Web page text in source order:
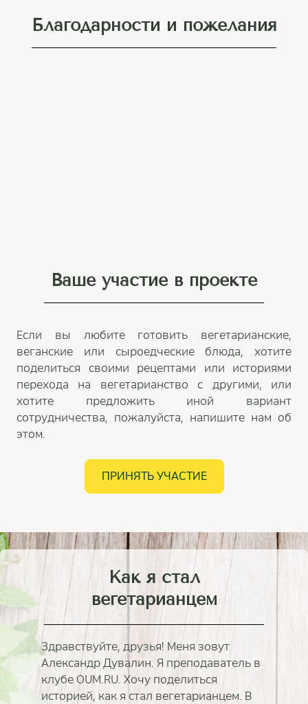
Благодарности и пожелания
Ваше участие в проекте
Если вы любите готовить вегетарианские,
веганские или сыроедческие блюда, хотите
поделиться своими рецептами или историями
перехода на вегетарианство с другими, или
хотите предложить иной вариант
сотрудничества, пожалуйста, напишите нам об
этом.
ПРИНЯТЬ УЧАСТИЕ
Как я стал
вегетарианцем
Здравствуйте, друзья! Меня зовут
Александр Дувалин. Я преподаватель в
клубе OUM.RU. Хочу поделиться
историей, как я стал вегетарианцем. В